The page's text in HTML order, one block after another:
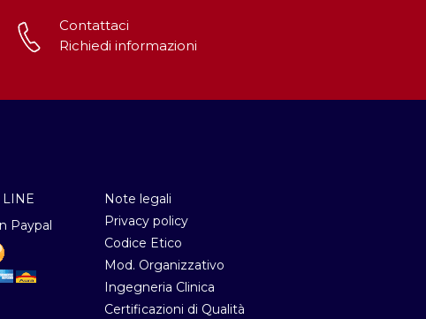
Contattaci
Richiedi informazioni
LINE
Paypal
Note legali
Privacy policy
Codice Etico
Mod. Organizzativo
Ingegneria Clinica
Certificazioni di Qualità